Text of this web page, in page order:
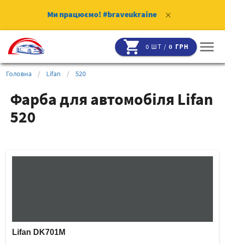
Ми працюємо! #braveukraine clear
shopping_cart 0 ШТ /0 ГРН menu
Головна / Lifan / 520
Фарба для автомобіля Lifan
520
Lifan DK701M